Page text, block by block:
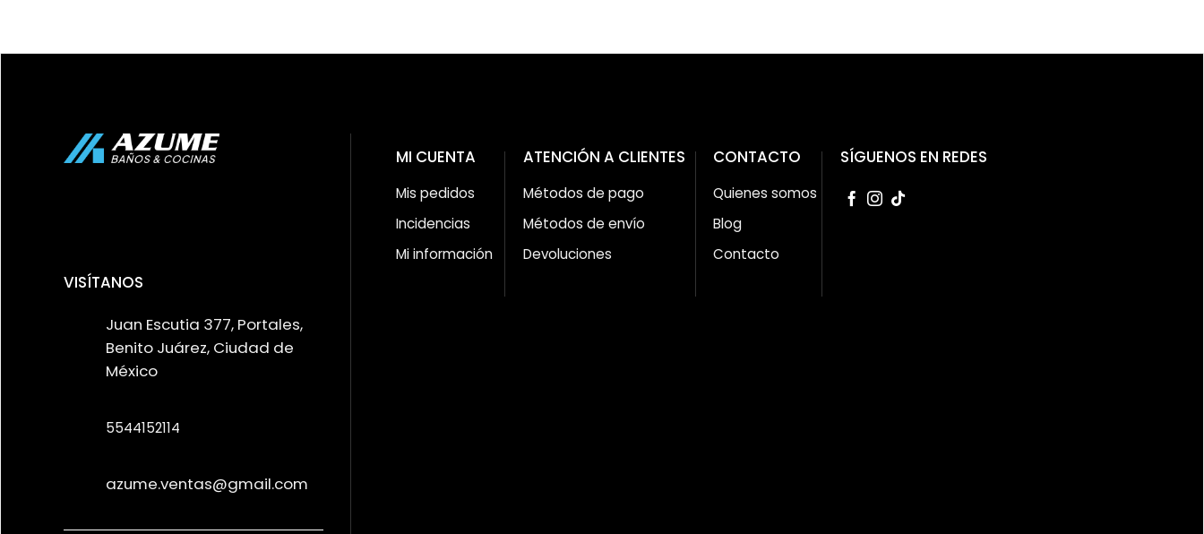
VISÍTANOS
Juan Escutia 377, Portales,
Benito Juárez, Ciudad de
México
5544152114
azume.ventas@gmail.com
MI CUENTA
Mis pedidos
Incidencias
Mi información
ATENCIÓN A CLIENTES
Métodos de pago
Métodos de envío
Devoluciones
CONTACTO
Quienes somos
Blog
Contacto
SÍGUENOS EN REDES